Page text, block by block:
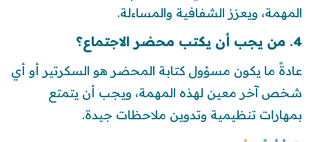
المهمة، ويعزز الشفافية والمساءلة.
4. من يجب أن يكتب محضر الاجتماع؟
عادةً ما يكون مسؤول كتابة المحضر هو السكرتير أو أي
شخص آخر معين لهذه المهمة، ويجب أن يتمتع
بمهارات تنظيمية وتدوين ملاحظات جيدة.